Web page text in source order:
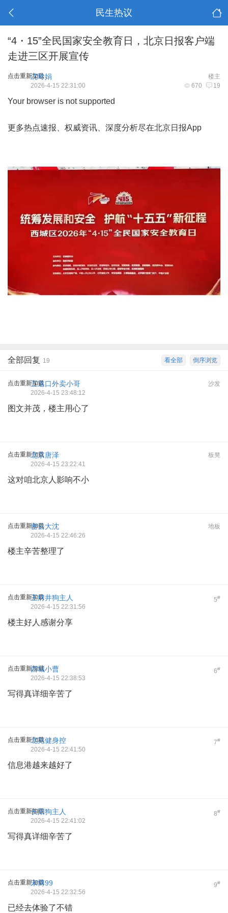
民生热议
“4・15”全民国家安全教育日，北京日报客户端
走进三区开展宣传
点击重新加载 楼主
沈玲娟
670 19
2026-4-15 22:31:00
Your browser is not supported
更多热点速报、权威资讯、深度分析尽在北京日报App
倒序浏览
看全部
全部回复 19
点击重新加载 沙发
五道口外卖小哥
2026-4-15 23:48:12
图文并茂，楼主用心了
点击重新加载 板凳
北京唐泽
2026-4-15 23:22:41
这对咱北京人影响不小
点击重新加载 地板
密云大沈
2026-4-15 22:46:26
楼主辛苦整理了
点击重新加载 5#
王府井狗主人
2026-4-15 22:31:56
楼主好人感谢分享
点击重新加载 6#
西城小曹
2026-4-15 22:38:53
写得真详细辛苦了
点击重新加载 7#
北苑健身控
2026-4-15 22:41:50
信息港越来越好了
点击重新加载 8#
长阳狗主人
2026-4-15 22:41:02
写得真详细辛苦了
点击重新加载 9#
宋博99
2026-4-15 22:32:56
已经去体验了不错